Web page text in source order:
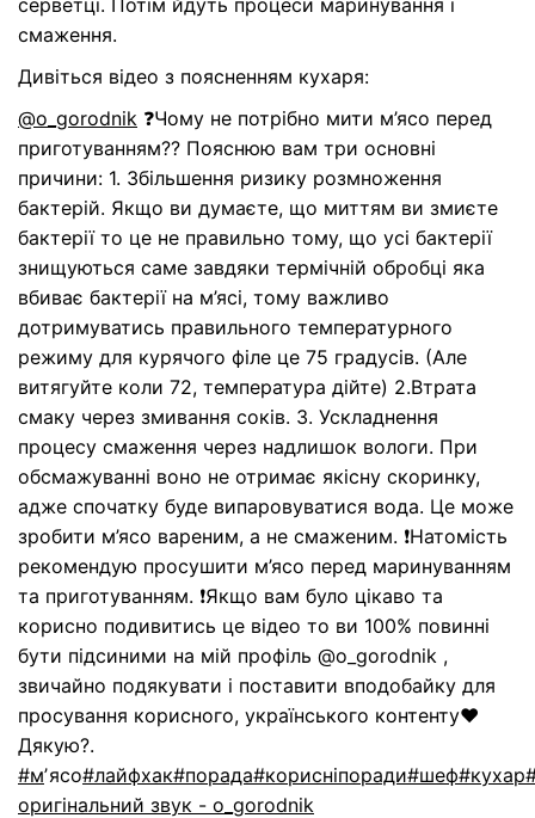
серветці. Потім йдуть процеси маринування і
смаження.
Дивіться відео з поясненням кухаря:
@o_gorodnik ❓Чому не потрібно мити м’ясо перед
приготуванням?? Пояснюю вам три основні
причини: 1. Збільшення ризику розмноження
бактерій. Якщо ви думаєте, що миттям ви змиєте
бактерії то це не правильно тому, що усі бактерії
знищуються саме завдяки термічній обробці яка
вбиває бактерії на м’ясі, тому важливо
дотримуватись правильного температурного
режиму для курячого філе це 75 градусів. (Але
витягуйте коли 72, температура дійте) 2.Втрата
смаку через змивання соків. 3. Ускладнення
процесу смаження через надлишок вологи. При
обсмажуванні воно не отримає якісну скоринку,
адже спочатку буде випаровуватися вода. Це може
зробити м’ясо вареним, а не смаженим. ❗️Натомість
рекомендую просушити м’ясо перед маринуванням
та приготуванням. ❗️Якщо вам було цікаво та
корисно подивитись це відео то ви 100% повинні
бути підсиними на мій профіль @o_gorodnik ,
звичайно подякувати і поставити вподобайку для
просування корисного, українського контенту❤️
Дякую?.
#мʼясо#лайфхак#порада#корисніпоради#шеф#кухар
оригінальний звук - o_gorodnik